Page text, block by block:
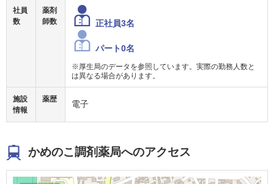
社員
数
薬剤
師数
正社員3名
パート0名
※厚生局のデータを参照しています。実際の勤務人数と
は異なる場合があります。
施設
情報
薬歴 電子
かめのこ調剤薬局へのアクセス